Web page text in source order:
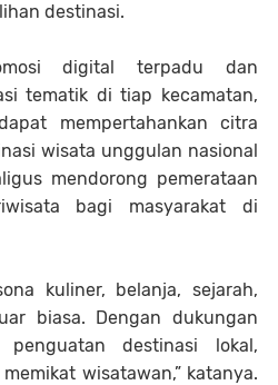
destinasi.
digital terpadu dan
tematik di tiap kecamatan,
mempertahankan citra
wisata unggulan nasional
mendorong pemerataan
bagi masyarakat di
kuliner, belanja, sejarah,
biasa. Dengan dukungan
destinasi lokal,
wisatawan,” katanya.